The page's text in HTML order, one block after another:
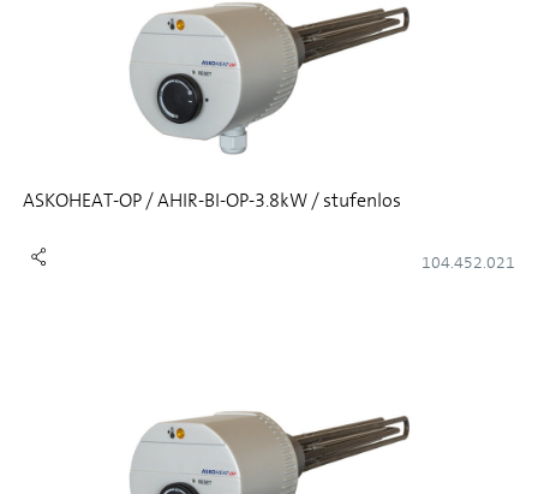
ASKOHEAT-OP / AHIR-BI-OP-3.8kW / stufenlos
104.452.021